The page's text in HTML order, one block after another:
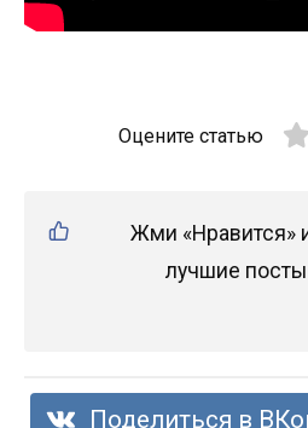
Оцените статью
Жми «Нравится»
лучшие посты
Поделиться в